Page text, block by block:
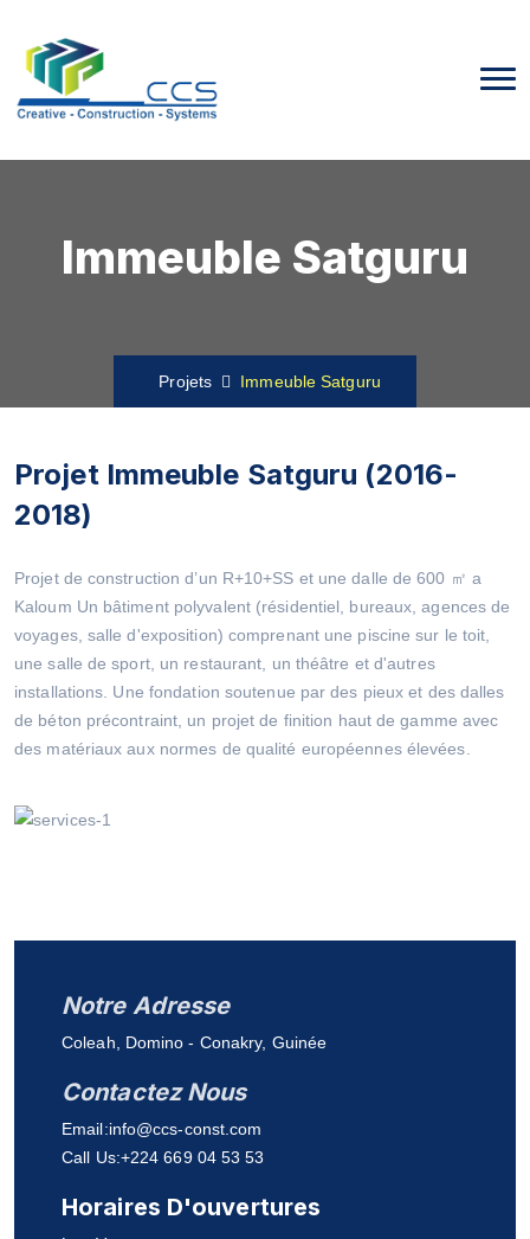
Immeuble Satguru
Projets Immeuble Satguru
Notre Adresse
Coleah, Domino - Conakry, Guinée
Contactez Nous
Email:info@ccs-const.com
Call Us:+224 669 04 53 53
Horaires D'ouvertures
Projet Immeuble Satguru (2016-
2018)
Projet de construction d’un R+10+SS et une dalle de 600 ㎡ a
Kaloum Un bâtiment polyvalent (résidentiel, bureaux, agences de
voyages, salle d'exposition) comprenant une piscine sur le toit,
une salle de sport, un restaurant, un théâtre et d'autres
installations. Une fondation soutenue par des pieux et des dalles
de béton précontraint, un projet de finition haut de gamme avec
des matériaux aux normes de qualité européennes élevées.